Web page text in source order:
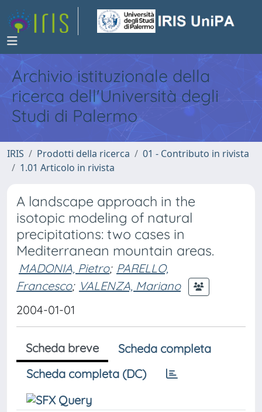
Archivio istituzionale della
ricerca dell'Università degli
Studi di Palermo
IRIS Prodotti della ricerca
01 - Contributo in rivista
1.01 Articolo in rivista
A landscape approach in the
isotopic modeling of natural
precipitations: two cases in
Mediterranean mountain areas.
MADONIA, Pietro; PARELLO,
Francesco; VALENZA, Mariano
2004-01-01
Scheda breve
Scheda completa
Scheda completa (DC)